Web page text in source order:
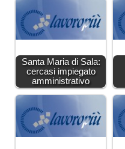
Santa Maria di Sala:
cercasi impiegato
amministrativo